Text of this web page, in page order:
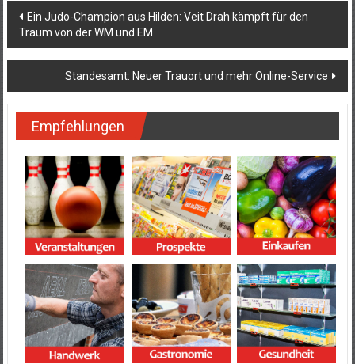
Beitragsnavigation
Ein Judo-Champion aus Hilden: Veit Drah kämpft für den
Traum von der WM und EM
Standesamt: Neuer Trauort und mehr Online-Service
Empfehlungen